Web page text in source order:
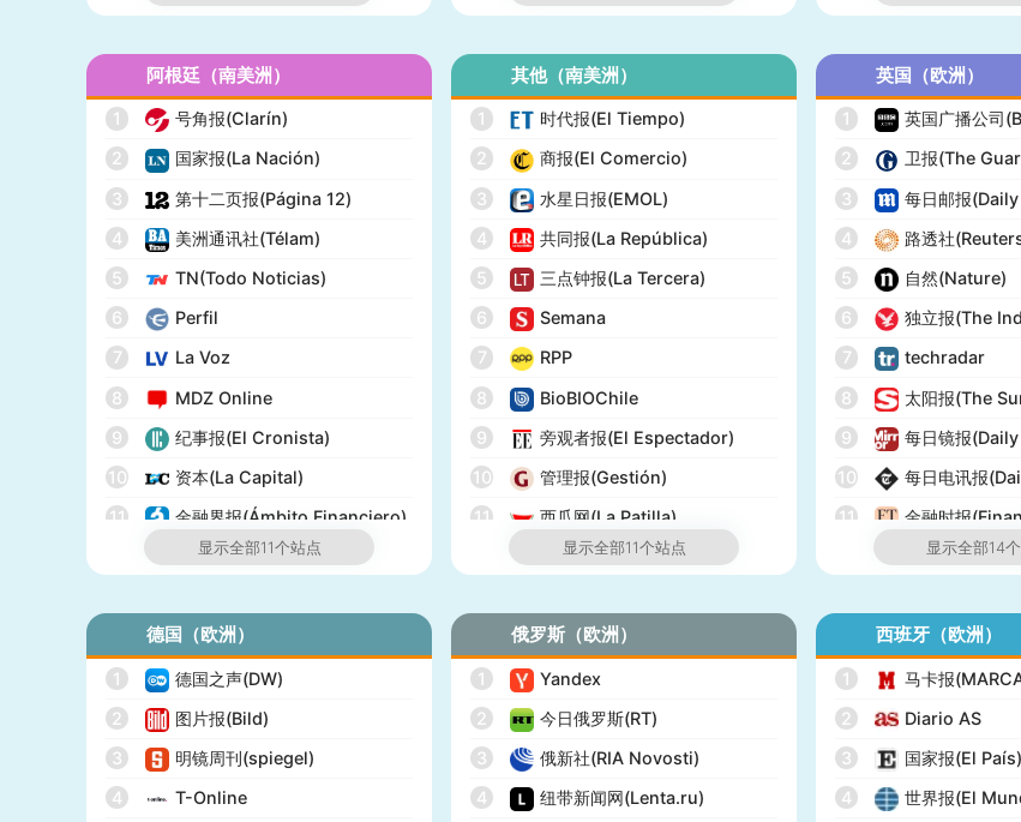
12
网络医生(WebMD)
13
市场观察(MarketWatch)
14
IGN
15
GameSpot
16
17
18
全国公共广播电台(NPR)
19
美国广播公司(ABC)
20
News)
21
CBS Sports
22
全国广播公司(NBC)
23
The Verge
24
PCMag
休斯顿纪事报(Houston
Chronicle)
26
赫芬顿邮报(Huffpost)
27
零对冲(Zero Hedge)
28
BitChute
29
人物(People)
30
德拉吉报道(Drudge Report)
31
布赖特巴特新闻网(Breitbart
阿根廷（南美洲）
1
号角报(Clarín)
2
国家报(La Nación)
3
第十二页报(Página 12)
4
美洲通讯社(Télam)
5
TN(Todo Noticias)
6
Perfil
7
La Voz
8
MDZ Online
9
纪事报(El Cronista)
10
资本(La Capital)
11
金融界报(Ámbito Financiero)
显示全部11个站点
其他（南美洲）
1
时代报(El Tiempo)
2
商报(El Comercio)
3
水星日报(EMOL)
4
共同报(La República)
5
三点钟报(La Tercera)
6
Semana
7
RPP
8
BioBIOChile
9
旁观者报(El Espectador)
10
管理报(Gestión)
11
西瓜网(La Patilla)
显示全部11个站点
英国（欧洲）
1
英国广播公司
2
卫报(The
3
每日邮报
4
路透社
5
自然(Nature)
6
独立报(The
7
techradar
8
太阳报(The
9
每日镜报
10
每日电讯报
11
金融时报
经济学人(The
英国UK榜
显示全部14
德国（欧洲）
1
德国之声(DW)
2
图片报(Bild)
3
明镜周刊(spiegel)
4
T-Online
俄罗斯（欧洲）
1
Yandex
2
今日俄罗斯(RT)
3
俄新社(RIA Novosti)
4
纽带新闻网(Lenta.ru)
西班牙（欧洲）
1
马卡报
2
Diario AS
3
国家报(El País)
4
世界报(El